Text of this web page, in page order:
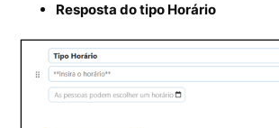
Resposta do tipo Horário